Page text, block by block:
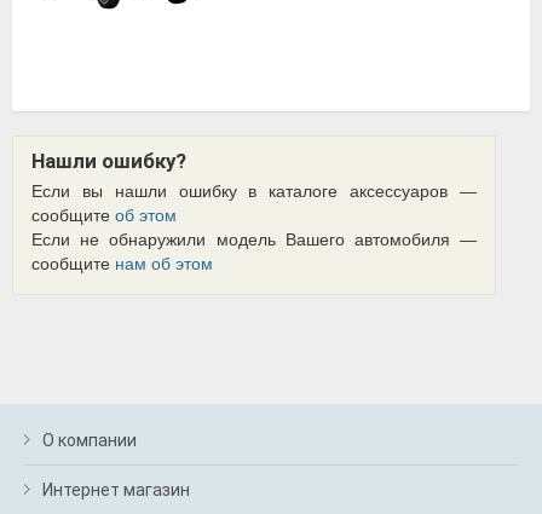
Нашли ошибку?
Если вы нашли ошибку в каталоге аксессуаров —
сообщите об этом
Если не обнаружили модель Вашего автомобиля —
сообщите нам об этом
О компании
Интернет магазин